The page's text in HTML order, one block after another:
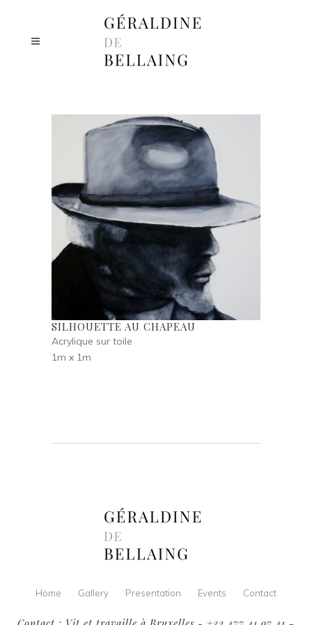
SILHOUETTE AU CHAPEAU
Acrylique sur toile
1m x 1m
Home Gallery Presentation Events Contact